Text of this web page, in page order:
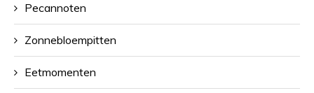
Pecannoten
Zonnebloempitten
Eetmomenten